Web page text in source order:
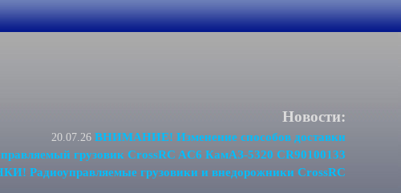
Новости:
20.07.26 ВНИМАНИЕ! Изменение способов доставки
грузовик CrossRC AC6 КамАЗ-5320 CR90100133
Радиоуправляемые грузовики и внедорожники CrossRC